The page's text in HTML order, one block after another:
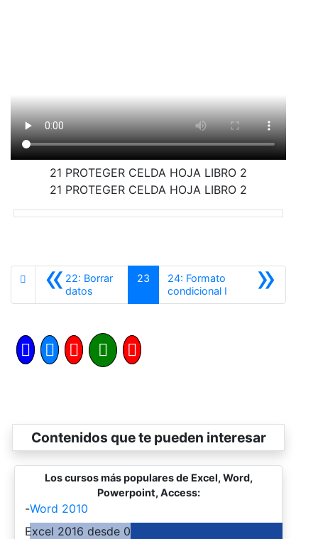
21 PROTEGER CELDA HOJA LIBRO 2
21 PROTEGER CELDA HOJA LIBRO 2
«22: Borrar
datos
23 »
24: Formato
condicional I Siguiente
Contenidos que te pueden interesar
Los cursos más populares de Excel, Word,
Powerpoint, Access:
-Word 2010
-
Excel 2016 desde 0